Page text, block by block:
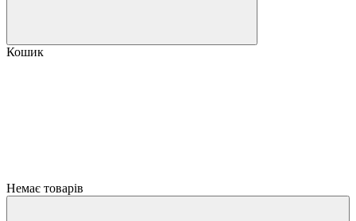
Кошик
Немає товарів